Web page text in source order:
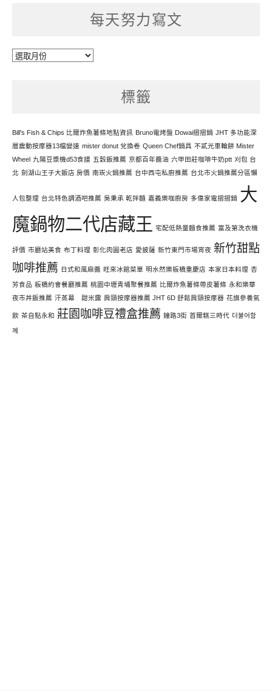
每天努力寫文
每
標籤
Bill's Fish & Chips 比爾炸魚薯條地點資訊 Bruno電烤盤 Dowai摺摺鍋 JHT 多功能深
層震動按摩器13檔變速 mister donut 兌換卷 Queen Chef鍋具 不貳光車輪餅 Mister
Wheel 九陽豆漿機d53食譜 五穀飯推薦 京都百年醬油 六甲田莊咖啡牛奶ptt 刈包 台
北 劍湖山王子大飯店 房價 南崁火鍋推薦 台中西屯私廚推薦 台北市火鍋推薦分區懶
人包整理 台北特色調酒吧推薦 吳秉承 乾拌麵 嘉義樂咖廚房 多偉家電摺摺鍋 大
魔鍋物二代店藏王 宅配低熱量麵食推薦 富及第洗衣機
評價 市廳站美食 布丁料理 彰化肉圓老店 愛披薩 新竹東門市場宵夜 新竹甜點
咖啡推薦 日式和風麻醬 旺來冰館菜單 明水然樂板橋重慶店 本家日本料理 杏
芳食品 板橋約會餐廳推薦 桃園中壢青埔聚餐推薦 比爾炸魚薯條帶皮薯條 永和樂華
夜市丼飯推薦 汗蒸幕 甜米露 肩頸按摩器推薦 JHT 6D 舒鬆肩頸按摩器 花旗參養氣
飲 茶自點永和 莊園咖啡豆禮盒推薦 鐘路3街 首爾糕三時代 더불어함
께